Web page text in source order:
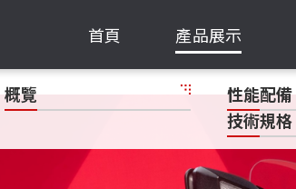
首頁 產品展示
概覽 性能配備
技術規格